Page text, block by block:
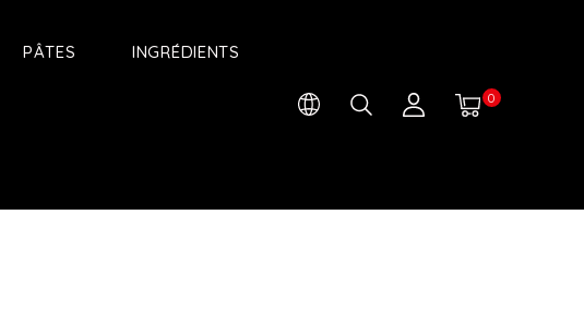
PÂTES INGRÉDIENTS
0